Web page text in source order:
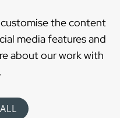
the content
media features and
about our work with
.
statement